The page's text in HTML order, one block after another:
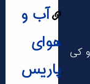
آب و
هوای
پاریس
کی